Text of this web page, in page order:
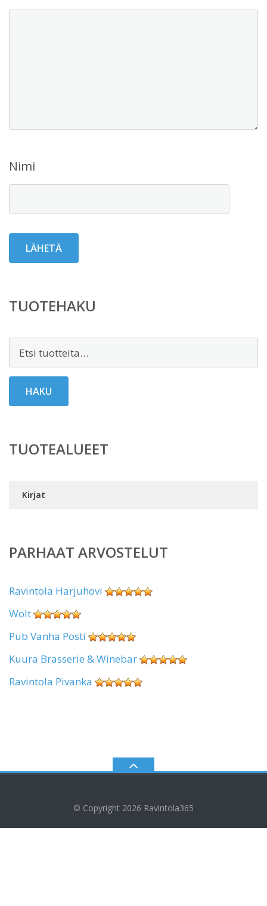
Nimi
TUOTEHAKU
HAKU
TUOTEALUEET
Kirjat
PARHAAT ARVOSTELUT
Ravintola Harjuhovi
Wolt
Pub Vanha Posti
Kuura Brasserie & Winebar
Ravintola Pivanka
© Copyright 2026 Ravintola365